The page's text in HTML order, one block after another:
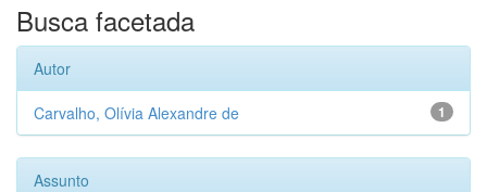
Busca facetada
Autor
1
Carvalho, Olívia Alexandre de
Assunto